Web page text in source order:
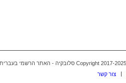
צור קשר